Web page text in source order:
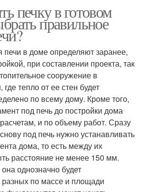
печку в готовом
правильное
в доме определяют заранее,
при составлении проекта, так
сооружение в
тепло от ее стен будет
по всему дому. Кроме того,
под печь до постройки дома
и по объему работ. Сразу
под печь нужно устанавливать
дома, то есть между их
расстояние не менее 150 мм.
однозначно будет
по массе и площади